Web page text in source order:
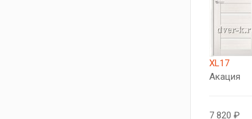
XL17
Акация
7 820 ₽